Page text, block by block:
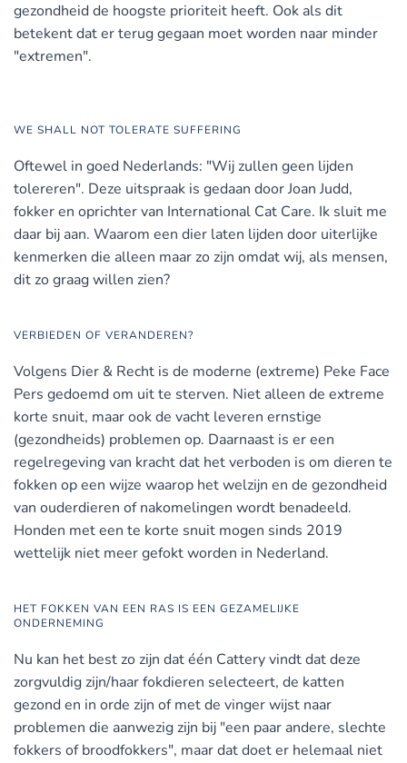
gezondheid de hoogste prioriteit heeft. Ook als dit
betekent dat er terug gegaan moet worden naar minder
"extremen".
WE SHALL NOT TOLERATE SUFFERING
Oftewel in goed Nederlands: "Wij zullen geen lijden
tolereren". Deze uitspraak is gedaan door Joan Judd,
fokker en oprichter van International Cat Care. Ik sluit me
daar bij aan. Waarom een dier laten lijden door uiterlijke
kenmerken die alleen maar zo zijn omdat wij, als mensen,
dit zo graag willen zien?
VERBIEDEN OF VERANDEREN?
Volgens Dier & Recht is de moderne (extreme) Peke Face
Pers gedoemd om uit te sterven. Niet alleen de extreme
korte snuit, maar ook de vacht leveren ernstige
(gezondheids) problemen op. Daarnaast is er een
regelregeving van kracht dat het verboden is om dieren te
fokken op een wijze waarop het welzijn en de gezondheid
van ouderdieren of nakomelingen wordt benadeeld.
Honden met een te korte snuit mogen sinds 2019
wettelijk niet meer gefokt worden in Nederland.
HET FOKKEN VAN EEN RAS IS EEN GEZAMELIJKE
ONDERNEMING
Nu kan het best zo zijn dat één Cattery vindt dat deze
zorgvuldig zijn/haar fokdieren selecteert, de katten
gezond en in orde zijn of met de vinger wijst naar
problemen die aanwezig zijn bij "een paar andere, slechte
fokkers of broodfokkers", maar dat doet er helemaal niet